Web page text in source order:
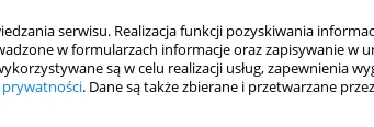
serwisu. Realizacja funkcji pozyskiwania
w formularzach informacje oraz zapisywanie w
są w celu realizacji usług, zapewnienia
. Dane są także zbierane i przetwarzane